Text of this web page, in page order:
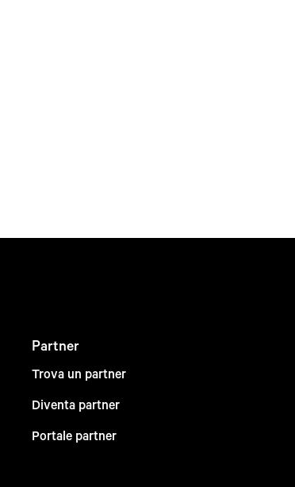
Partner
Trova un partner
Diventa partner
Portale partner